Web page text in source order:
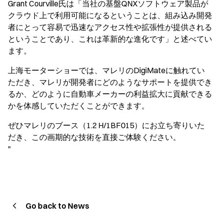
Grant Courville氏は「当社の基盤QNXソフトウェア製品が
クラウド上で利用可能になるということは、組み込み開発
者にとって容易で迅速なアクセス性や拡張性が提供される
ということであり、これは革新的な進化です」と述べてい
ます。
上海モーターショーでは、マレリのDigiMateに触れてい
ただき、マレリが開発者にどのようなサポートを提供でき
るか、どのように自動車メーカーの利益拡大に貢献できる
かを体感していただくことができます。
ぜひマレリのブース（1.2 H/1BF015）にお立ち寄りいた
だき、この画期的な技術を直接ご体験ください。
"
Go back to News